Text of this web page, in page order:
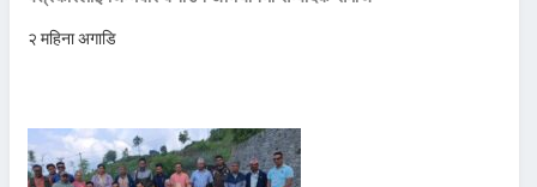
२ महिना अगाडि